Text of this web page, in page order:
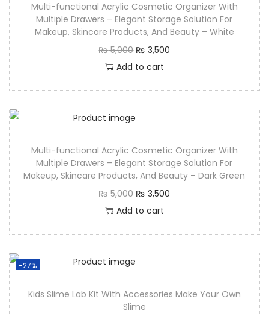
Multi-functional Acrylic Cosmetic Organizer With
Multiple Drawers – Elegant Storage Solution For
Makeup, Skincare Products, And Beauty – White
₨5,000 ₨ 3,500
Add to cart
Multi-functional Acrylic Cosmetic Organizer With
Multiple Drawers – Elegant Storage Solution For
Makeup, Skincare Products, And Beauty – Dark Green
₨5,000 ₨ 3,500
Add to cart
-27%
Kids Slime Lab Kit With Accessories Make Your Own
Slime